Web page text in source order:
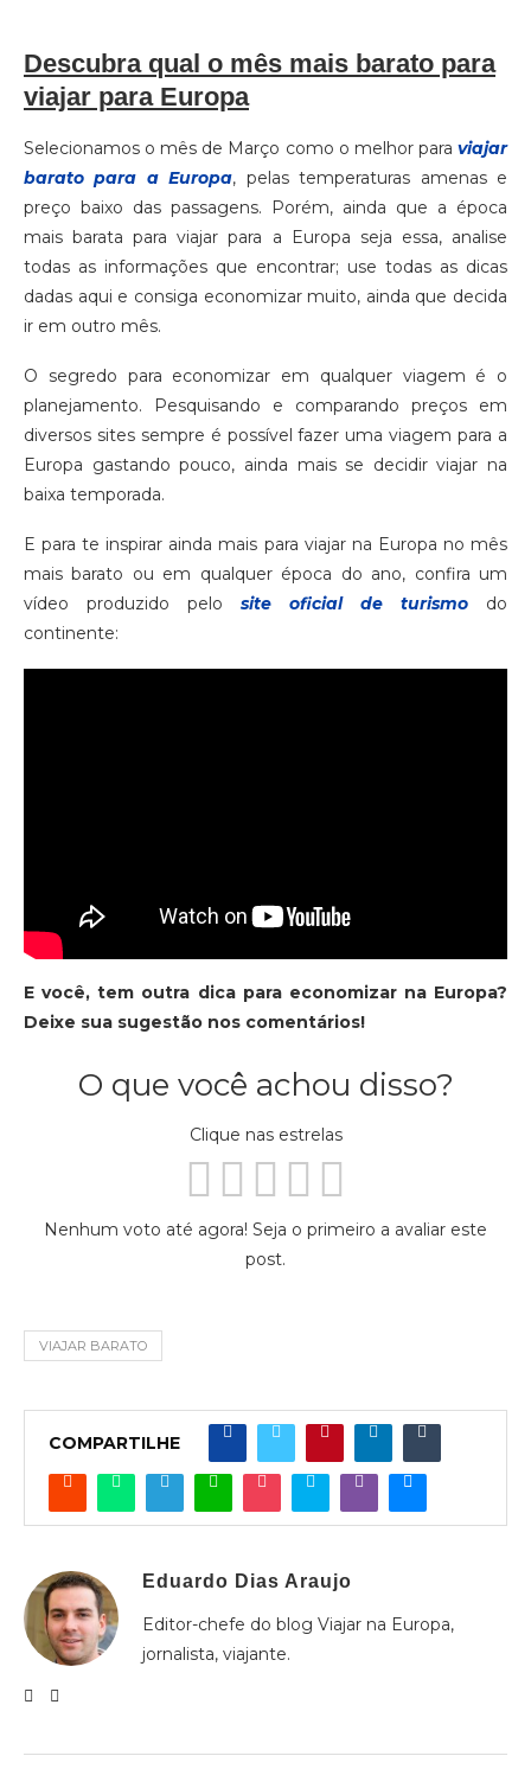
Descubra qual o mês mais barato para
viajar para Europa
Selecionamos o mês de Março como o melhor para viajar
barato para a Europa, pelas temperaturas amenas e
preço baixo das passagens. Porém, ainda que a época
mais barata para viajar para a Europa seja essa, analise
todas as informações que encontrar; use todas as dicas
dadas aqui e consiga economizar muito, ainda que decida
ir em outro mês.
O segredo para economizar em qualquer viagem é o
planejamento. Pesquisando e comparando preços em
diversos sites sempre é possível fazer uma viagem para a
Europa gastando pouco, ainda mais se decidir viajar na
baixa temporada.
E para te inspirar ainda mais para viajar na Europa no mês
mais barato ou em qualquer época do ano, confira um
vídeo produzido pelo site oficial de turismo do
continente:
E você, tem outra dica para economizar na Europa?
Deixe sua sugestão nos comentários!
O que você achou disso?
Clique nas estrelas
Nenhum voto até agora! Seja o primeiro a avaliar este
post.
VIAJAR BARATO
COMPARTILHE
Eduardo Dias Araujo
Editor-chefe do blog Viajar na Europa,
jornalista, viajante.